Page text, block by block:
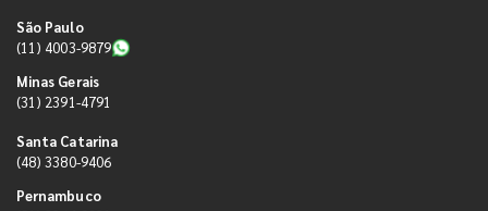
São Paulo
(11) 4003-9879
Minas Gerais
(31) 2391-4791
Santa Catarina
(48) 3380-9406
Pernambuco